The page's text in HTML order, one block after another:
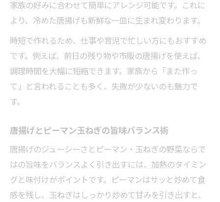
家族の好みに合わせて簡単にアレンジ可能です。これに
より、冷めた唐揚げも新鮮な一皿に生まれ変わります。
時短で作れるため、仕事や育児で忙しい方にもおすすめ
です。例えば、前日の残り物や市販の唐揚げを使えば、
調理時間を大幅に短縮できます。家族から「また作っ
て」と言われることも多く、失敗が少ないのも魅力で
す。
唐揚げとピーマン玉ねぎの旨味バランス術
唐揚げのジューシーさとピーマン・玉ねぎの野菜ならで
はの旨味をバランスよく引き出すには、加熱のタイミン
グと味付けがポイントです。ピーマンはサッと炒めて食
感を残し、玉ねぎはしっかり炒めて甘みを引き出すと、